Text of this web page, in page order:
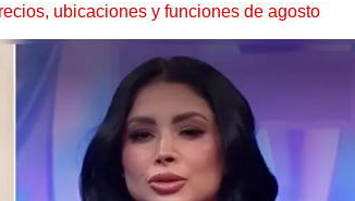
ubicaciones y funciones de agosto